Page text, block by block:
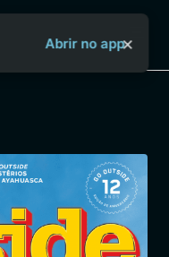
Aya Bancah
Início
Revistas
Abrir no app×